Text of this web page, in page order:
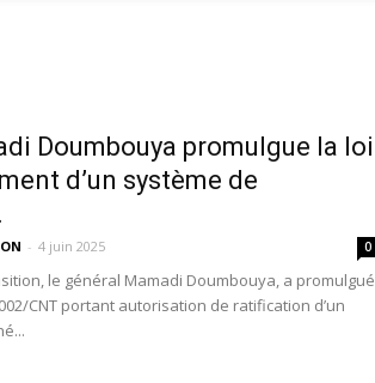
Doumbouya promulgue la loi
d’un système de
- 4 juin 2025 0
le général Mamadi Doumbouya, a promulgué
CNT portant autorisation de ratification d’un